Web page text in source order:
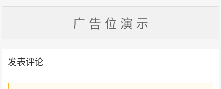
广 告 位 演 示
发表评论